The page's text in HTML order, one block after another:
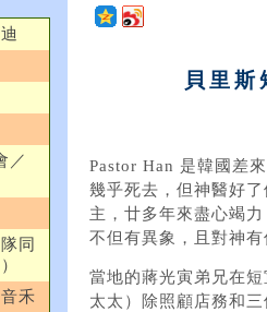
／
同
禾
貝里斯
Pastor Han 是韓國差
幾乎死去，但神醫好
主，廿多年來盡心竭
不但有異象，且對神
當地的蔣光寅弟兄在
太太）除照顧店務和